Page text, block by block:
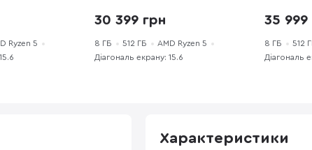
Ryzen 5
512 ГБ / Radeon Graphics
30 399 грн
8 ГБ 512 ГБ
AMD Ryzen 5
Діагональ екрану: 15.6
SSD 512
Graphics
35 999
8 ГБ 512
Діагональ
Характеристики